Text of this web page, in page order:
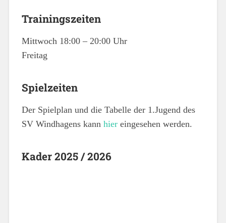
Trainingszeiten
Mittwoch 18:00 – 20:00 Uhr
Freitag
Spielzeiten
Der Spielplan und die Tabelle der 1.Jugend des
SV Windhagens kann hier eingesehen werden.
Kader 2025 / 2026